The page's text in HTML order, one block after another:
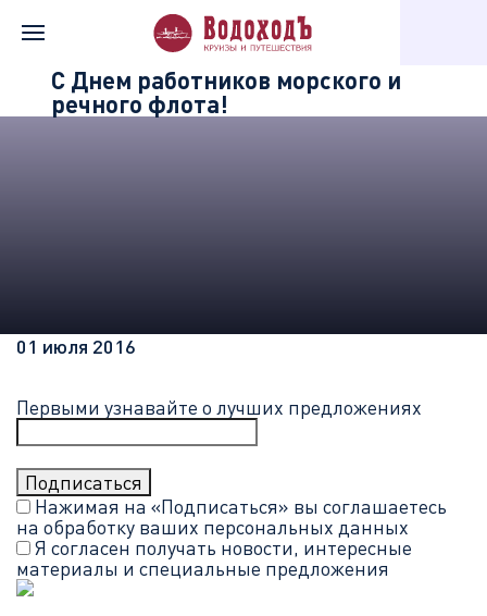
Главная Информация о компании Новости «Водохода»
C Днем работников морского и
речного флота!
01 июля 2016
Первыми узнавайте о лучших предложениях
Нажимая на «Подписаться» вы соглашаетесь
на обработку ваших персональных данных
Я согласен получать новости, интересные
материалы и специальные предложения